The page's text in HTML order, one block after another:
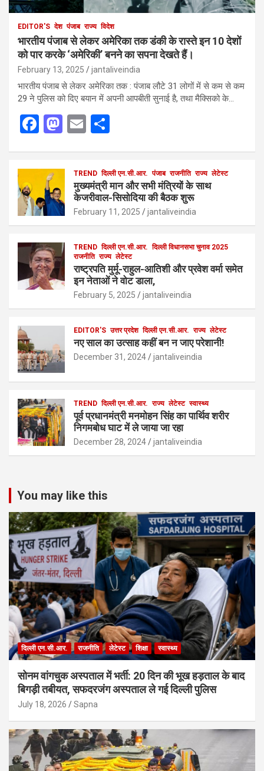
EDITOR'S देश पंजाब राज्य विदेश
भारतीय पंजाब से लेकर अमेरिका तक डंकी के रास्ते इन 10 देशों
को पार करके ‘अमेरिकी’ बनने का सपना देखते हैं।
February 13, 2025 jantaliveindia
भारतीय पंजाब से लेकर अमेरिका तक : पंजाब लौटे 31 लोगों में से कम से कम
29 ने पुलिस को दिए बयान में अपनी आपबीती सुनाई है, तथा मैक्सिको के…
F
b
o
o
k
M
d
o
n
E
e
TREND दिल्ली एन.सी.आर. पंजाब राजनीति राज्य लेटेस्ट
मुख्यमंत्री मान और सभी मंत्रियों के साथ
केजरीवाल-सिसोदिया की बैठक शुरू
February 11, 2025 jantaliveindia
TREND दिल्ली एन.सी.आर. दिल्ली विधानसभा चुनाव 2025
राजनीति राज्य लेटेस्ट
राष्ट्रपति मुर्मू-राहुल-आतिशी और प्रवेश वर्मा समेत
इन नेताओं ने वोट डाला,
February 5, 2025 jantaliveindia
EDITOR'S उत्तर प्रदेश दिल्ली एन.सी.आर. राज्य लेटेस्ट
नए साल का उत्साह कहीं बन न जाए परेशानी!
December 31, 2024 jantaliveindia
TREND दिल्ली एन.सी.आर. राज्य लेटेस्ट स्वास्थ्य
पूर्व प्रधानमंत्री मनमोहन सिंह का पार्थिव शरीर
निगमबोध घाट में ले जाया जा रहा
December 28, 2024 jantaliveindia
You may like this
दिल्ली एन.सी.आर. राजनीति लेटेस्ट शिक्षा स्वास्थ्य
सोनम वांगचुक अस्पताल में भर्ती: 20 दिन की भूख हड़ताल के बाद
बिगड़ी तबीयत, सफदरजंग अस्पताल ले गई दिल्ली पुलिस
July 18, 2026 Sapna